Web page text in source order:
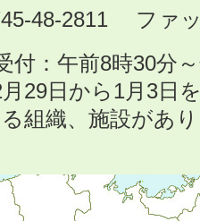
48-2811 ファ
付：午前8時30分
月29日から1月3日
組織、施設があ